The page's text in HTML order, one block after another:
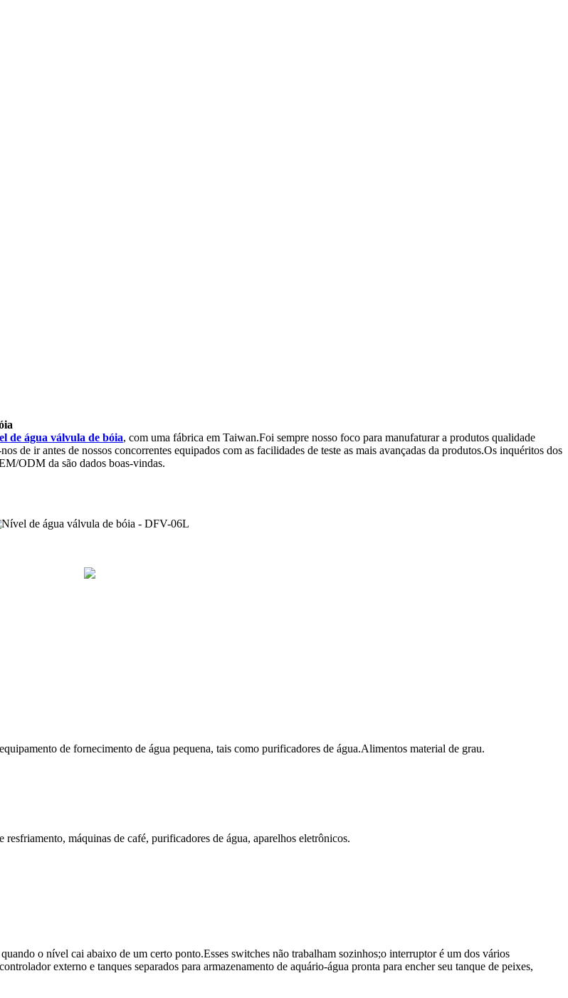
de água válvula de bóia, com uma fábrica em Taiwan.Foi sempre nosso foco para manufaturar a produtos qualidade
de ir antes de nossos concorrentes equipados com as facilidades de teste as mais avançadas da produtos.Os inquéritos dos
ODM da são dados boas-vindas.
de fornecimento de água pequena, tais como purificadores de água.Alimentos material de grau.
máquinas de café, purificadores de água, aparelhos eletrônicos.
o nível cai abaixo de um certo ponto.Esses switches não trabalham sozinhos;o interruptor é um dos vários
externo e tanques separados para armazenamento de aquário-água pronta para encher seu tanque de peixes,